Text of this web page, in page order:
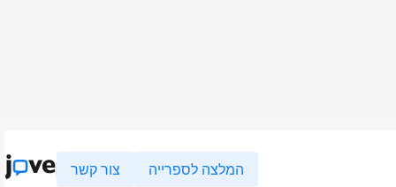
צור קשר המלצה לספרייה